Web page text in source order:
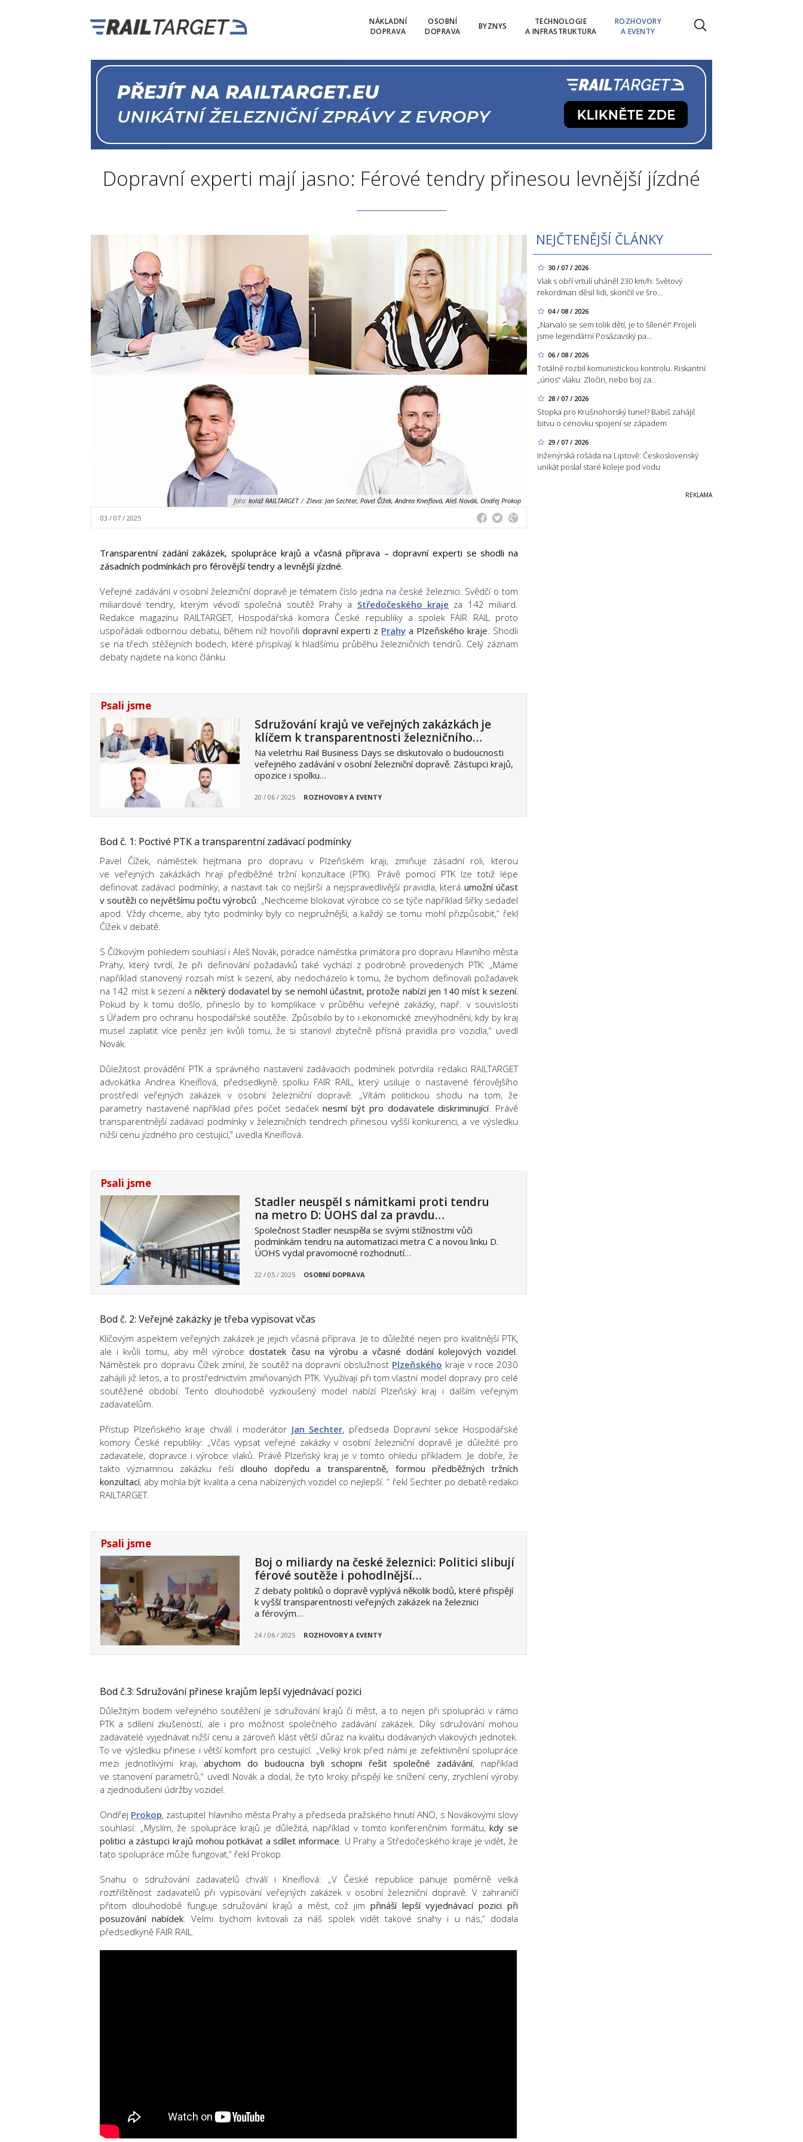
NÁKLADNÍ
DOPRAVA
OSOBNÍ
DOPRAVA
BYZNYS
TECHNOLOGIE
A INFRASTRUKTURA
ROZHOVORY
A EVENTY
Dopravní experti mají jasno: Férové tendry přinesou levnější jízdné
NEJČTENĚJŠÍ ČLÁNKY
30 / 07 / 2026
Vlak s obří vrtulí uháněl 230 km/h: Světový
rekordman děsil lidi, skončil ve šro…
04 / 08 / 2026
„Narvalo se sem tolik dětí, je to šílené!“ Projeli
jsme legendární Posázavský pa…
06 / 08 / 2026
Totálně rozbil komunistickou kontrolu. Riskantní
„únos“ vlaku: Zločin, nebo boj za…
28 / 07 / 2026
Stopka pro Krušnohorský tunel? Babiš zahájil
bitvu o cenovku spojení se západem
29 / 07 / 2026
Inženýrská rošáda na Liptově: Československý
unikát poslal staré koleje pod vodu
foto: koláž RAILTARGET / Zleva: Jan Sechter, Pavel Čížek, Andrea Kneiflová, Aleš Novák, Ondřej Prokop
03 / 07 / 2025
Transparentní zadání zakázek, spolupráce krajů a včasná příprava – dopravní experti se shodli na
zásadních podmínkách pro férovější tendry a levnější jízdné.
Veřejné zadávání v osobní železniční dopravě je tématem číslo jedna na české železnici. Svědčí o tom
miliardové tendry, kterým vévodí společná soutěž Prahy a Středočeského kraje za 142 miliard.
Redakce magazínu RAILTARGET, Hospodářská komora České republiky a spolek FAIR RAIL proto
uspořádali odbornou debatu, během níž hovořili dopravní experti z Prahy a Plzeňského kraje. Shodli
se na třech stěžejních bodech, které přispívají k hladšímu průběhu železničních tendrů. Celý záznam
debaty najdete na konci článku.
Psali jsme
Sdružování krajů ve veřejných zakázkách je
klíčem k transparentnosti železničního…
Na veletrhu Rail Business Days se diskutovalo o budoucnosti
veřejného zadávání v osobní železniční dopravě. Zástupci krajů,
opozice i spolku…
20 / 06 / 2025 ROZHOVORY A EVENTY
Bod č. 1: Poctivé PTK a transparentnízadávací podmínky
Pavel Čížek, náměstek hejtmana pro dopravu v Plzeňském kraji, zmiňuje zásadní roli, kterou
ve veřejných zakázkách hrají předběžné tržní konzultace (PTK). Právě pomocí PTK lze totiž lépe
definovat zadávací podmínky, a nastavit tak co nejširší a nejspravedlivější pravidla, která umožní účast
v soutěži co největšímu počtu výrobců: „Nechceme blokovat výrobce co se týče například šířky sedadel
apod. Vždy chceme, aby tyto podmínky byly co nejpružnější, a každý se tomu mohl přizpůsobit,“ řekl
Čížek v debatě.
S Čížkovým pohledem souhlasí i Aleš Novák, poradce náměstka primátora pro dopravu Hlavního města
Prahy, který tvrdí, že při definování požadavků také vychází z podrobně provedených PTK: „Máme
například stanovený rozsah míst k sezení, aby nedocházelo k tomu, že bychom definovali požadavek
na 142 míst k sezení a některý dodavatel by se nemohl účastnit, protože nabízí jen 140 míst k sezení.
Pokud by k tomu došlo, přineslo by to komplikace v průběhu veřejné zakázky, např. v souvislosti
s Úřadem pro ochranu hospodářské soutěže. Způsobilo by to i ekonomické znevýhodnění, kdy by kraj
musel zaplatit více peněz jen kvůli tomu, že si stanovil zbytečně přísná pravidla pro vozidla,“ uvedl
Novák.
Důležitost provádění PTK a správného nastavení zadávacích podmínek potvrdila redakci RAILTARGET
advokátka Andrea Kneiflová, předsedkyně spolku FAIR RAIL, který usiluje o nastavené férovějšího
prostředí veřejných zakázek v osobní železniční dopravě: „Vítám politickou shodu na tom, že
parametry nastavené například přes počet sedačeknesmí být pro dodavatele diskriminující. Právě
transparentnější zadávací podmínky v železničních tendrech přinesou vyšší konkurenci, a ve výsledku
nižší cenu jízdného pro cestující,“ uvedla Kneiflová.
Psali jsme
Stadler neuspěl s námitkami proti tendru
na metro D: ÚOHS dal za pravdu…
Společnost Stadler neuspěla se svými stížnostmi vůči
podmínkám tendru na automatizaci metra C a novou linku D.
ÚOHS vydal pravomocné rozhodnutí…
22 / 05 / 2025 OSOBNÍ DOPRAVA
Bod č. 2: Veřejné zakázky je třeba vypisovat včas
Klíčovým aspektem veřejných zakázek je jejich včasná příprava. Je to důležité nejen pro kvalitnější PTK,
ale i kvůli tomu, aby měl výrobcedostatek času na výrobu a včasné dodání kolejových vozidel.
Náměstek pro dopravu Čížek zmínil, že soutěž na dopravní obslužnost Plzeňského kraje v roce 2030
zahájili již letos, a to prostřednictvím zmiňovaných PTK. Využívají při tom vlastní model dopravy pro celé
soutěžené období. Tento dlouhodobě vyzkoušený model nabízí Plzeňský kraj i dalším veřejným
zadavatelům.
Přístup Plzeňského kraje chválí i moderátor Jan Sechter, předseda Dopravní sekce Hospodářské
komory České republiky: „Včas vypsat veřejné zakázky v osobní železniční dopravě je důležité pro
zadavatele, dopravce i výrobce vlaků. Právě Plzeňský kraj je v tomto ohledu příkladem. Je dobře, že
takto významnou zakázku řeší dlouho dopředu a transparentně, formou předběžných tržních
konzultací, aby mohla být kvalita a cena nabízených vozidel co nejlepší. “ řekl Sechter po debatě redakci
RAILTARGET.
Psali jsme
Boj o miliardy na české železnici: Politici slibují
férové soutěže i pohodlnější…
Z debaty politiků o dopravě vyplývá několik bodů, které přispějí
k vyšší transparentnosti veřejných zakázek na železnici
a férovým…
24 / 06 / 2025 ROZHOVORY A EVENTY
Bod č.3: Sdružovánípřinese krajům lepší vyjednávací pozici
Důležitým bodem veřejného soutěžení je sdružování krajů či měst, a to nejen při spolupráci v rámci
PTK a sdílení zkušeností, ale i pro možnost společného zadávání zakázek. Díky sdružování mohou
zadavatelé vyjednávat nižší cenu a zároveň klást větší důraz na kvalitu dodávaných vlakových jednotek.
To ve výsledku přinese i větší komfort pro cestující. „Velký krok před námi je zefektivnění spolupráce
mezi jednotlivými kraji,abychom do budoucna byli schopni řešit společné zadávání, například
ve stanovení parametrů,“ uvedl Novák a dodal, že tyto kroky přispějí ke snížení ceny, zrychlení výroby
a zjednodušení údržby vozidel.
Ondřej Prokop, zastupitel hlavního města Prahy a předseda pražského hnutí ANO, s Novákovými slovy
souhlasí: „Myslím, že spolupráce krajů je důležitá, například v tomto konferenčním formátu,kdy se
politici a zástupci krajů mohou potkávat a sdílet informace. U Prahy a Středočeského kraje je vidět, že
tato spolupráce může fungovat,“ řekl Prokop.
Snahu o sdružování zadavatelů chválí i Kneiflová: „V České republice panuje poměrně velká
roztříštěnost zadavatelů při vypisování veřejných zakázek v osobní železniční dopravě. V zahraničí
přitom dlouhodobě funguje sdružování krajů a měst, což jim přináší lepší vyjednávací pozici při
posuzování nabídek. Velmi bychom kvitovali za náš spolek vidět takové snahy i u nás,“ dodala
předsedkyně FAIR RAIL.